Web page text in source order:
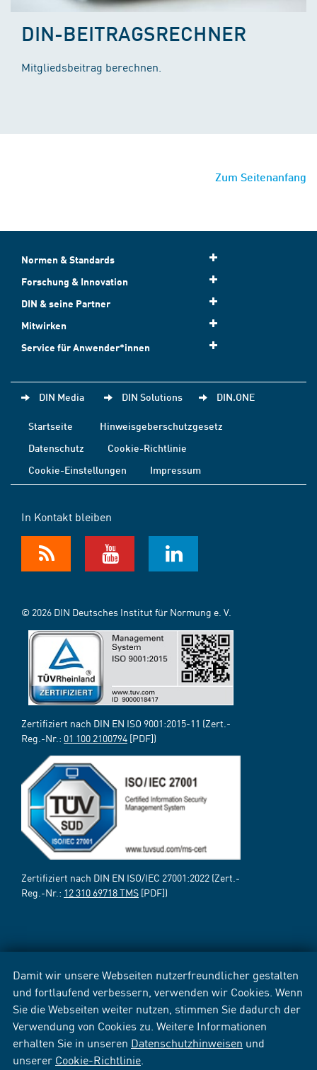
Damit wir unsere Webseiten nutzerfreundlicher gestalten
und fortlaufend verbessern, verwenden wir Cookies. Wenn
Sie die Webseiten weiter nutzen, stimmen Sie dadurch der
Verwendung von Cookies zu. Weitere Informationen
erhalten Sie in unseren Datenschutzhinweisen und
unserer Cookie-Richtlinie
DIN-BEITRAGSRECHNER
Mitgliedsbeitrag berechnen.
Zum Seitenanfang
Normen & Standards
Forschung & Innovation
DIN & seine Partner
Mitwirken
Service für Anwender*innen
DIN Media DIN Solutions DIN.ONE
Startseite
Hinweisgeberschutzgesetz
Datenschutz
Cookie-Richtlinie
Cookie-Einstellungen
Impressum
In Kontakt bleiben
© 2026 DIN Deutsches Institut für Normung e. V.
Zertifiziert nach DIN EN ISO 9001:2015-11 (Zert.-
Reg.-Nr.: 01 100 2100794 [PDF])
Zertifiziert nach DIN EN ISO/IEC 27001:2022 (Zert.-
Reg.-Nr.: 12 310 69718 TMS [PDF])